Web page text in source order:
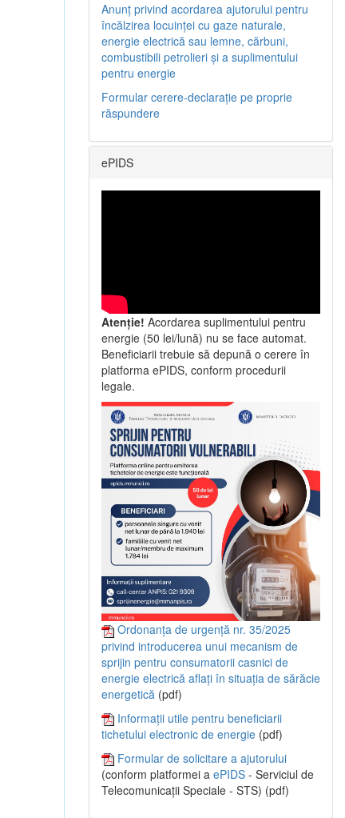
Anunț privind acordarea ajutorului pentru
încălzirea locuinței cu gaze naturale,
energie electrică sau lemne, cărbuni,
combustibili petrolieri și a suplimentului
pentru energie
Formular cerere-declarație pe proprie
răspundere
ePIDS
Atenție! Acordarea suplimentului pentru
energie (50 lei/lună) nu se face automat.
Beneficiarii trebuie să depună o cerere în
platforma ePIDS, conform procedurii
legale.
Ordonanța de urgență nr. 35/2025
privind introducerea unui mecanism de
sprijin pentru consumatorii casnici de
energie electrică aflați în situația de sărăcie
energetică (pdf)
Informații utile pentru beneficiarii
tichetului electronic de energie (pdf)
Formular de solicitare a ajutorului
(conform platformei a ePIDS - Serviciul de
Telecomunicații Speciale - STS) (pdf)